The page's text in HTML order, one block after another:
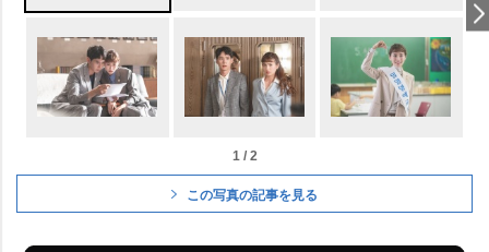
1 / 2
この写真の記事を見る